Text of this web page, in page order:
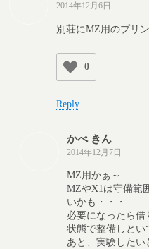
2014年12月6日
別荘にMZ用のプリ
0
Reply
かべ きん
2014年12月7日
MZ用かぁ～
MZやX1は守備範
いかも・・・
必要になったら借
状態で整備しとい
あと、実験したい